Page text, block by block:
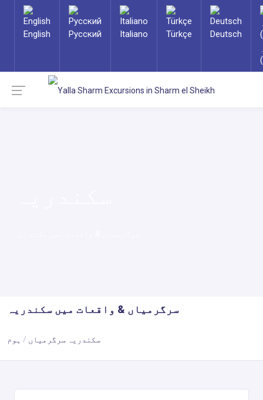
English Русский Italiano Türkçe
Deutsch
سرگرمیاں & واقعات میں سکندریہ
ہوم سکندریہ سرگرمیاں